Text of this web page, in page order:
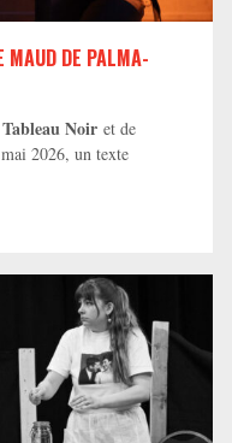
MAUD DE PALMA-
Noir et de
2026, un texte